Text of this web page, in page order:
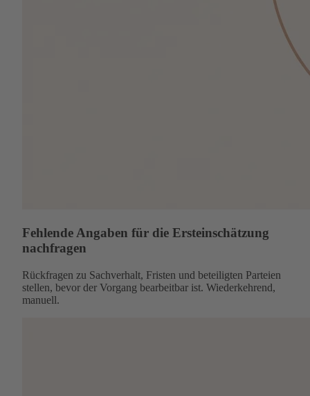
Fehlende Angaben für die Ersteinschätzung
nachfragen
Rückfragen zu Sachverhalt, Fristen und beteiligten Parteien
stellen, bevor der Vorgang bearbeitbar ist. Wiederkehrend,
manuell.